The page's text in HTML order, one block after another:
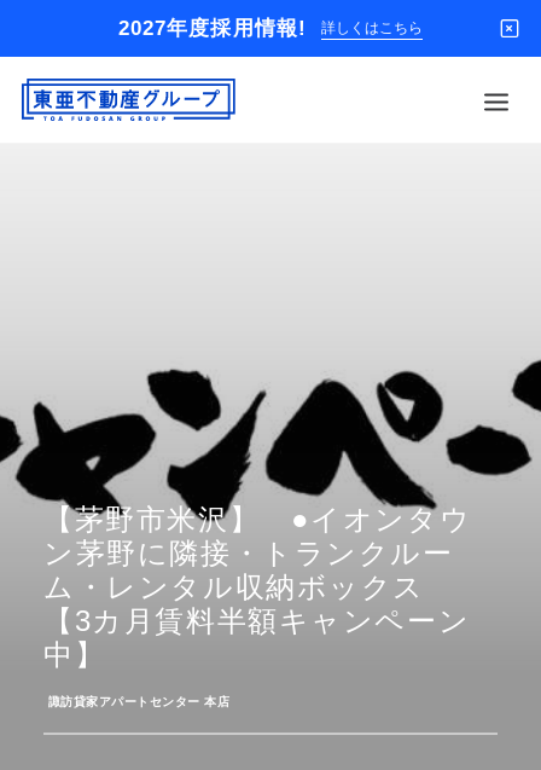
2027年度採用情報! 詳しくはこちら
入居者様専用
解約のお申込み
企業情報
お問い合わせ
お気に入り 閲覧履歴
【茅野市米沢】 ●イオンタウ
ン茅野に隣接・トランクルー
ム・レンタル収納ボックス
【3カ月賃料半額キャンペーン
中】
諏訪貸家アパートセンター 本店